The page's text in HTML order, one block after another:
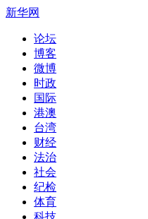
新华网
论坛
博客
微博
时政
国际
港澳
台湾
财经
法治
社会
纪检
体育
科技